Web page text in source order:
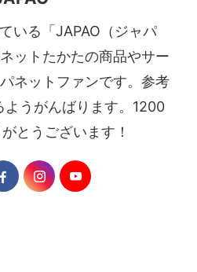
いる「JAPAO（ジャパ
ットたかたの商品やサー
ネットファンです。参考
ようがんばります。1200
とうございます！